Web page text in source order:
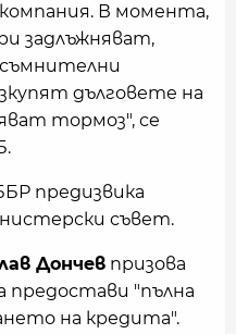
компания. В момента,
задлъжняват,
дълговете на
тормоз", се
предизвика
съвет.
Дончев призова
предостави "пълна
на кредита".